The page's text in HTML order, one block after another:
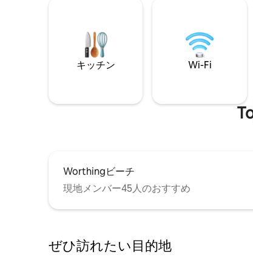
キッチン Wi-Fi
Worthingビーチ
現地メンバー45人のおすすめ
ぜひ訪⁠れ⁠た⁠い目⁠的⁠地